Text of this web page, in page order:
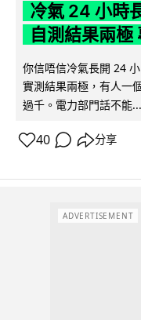
冷氣 24 小時
自測結果兩極
你信唔信冷氣長開 24
實測結果兩極，有人一
過千。電力部門話不能...
40 分享
ADVERTISEMENT